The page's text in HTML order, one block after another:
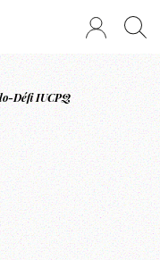
Défi IUCPQ